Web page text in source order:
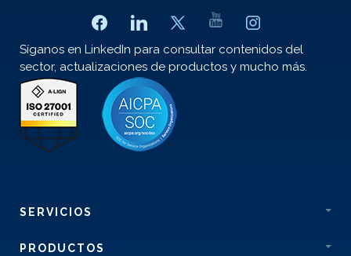
Síganos en LinkedIn para consultar contenidos del
sector, actualizaciones de productos y mucho más.
SERVICIOS
PRODUCTOS